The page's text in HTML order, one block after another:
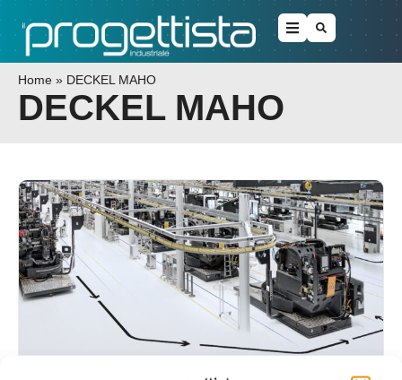
Home » DECKEL MAHO
DECKEL MAHO